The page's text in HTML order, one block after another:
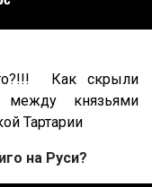
Как скрыли
князьями
Тартарии
на Руси?